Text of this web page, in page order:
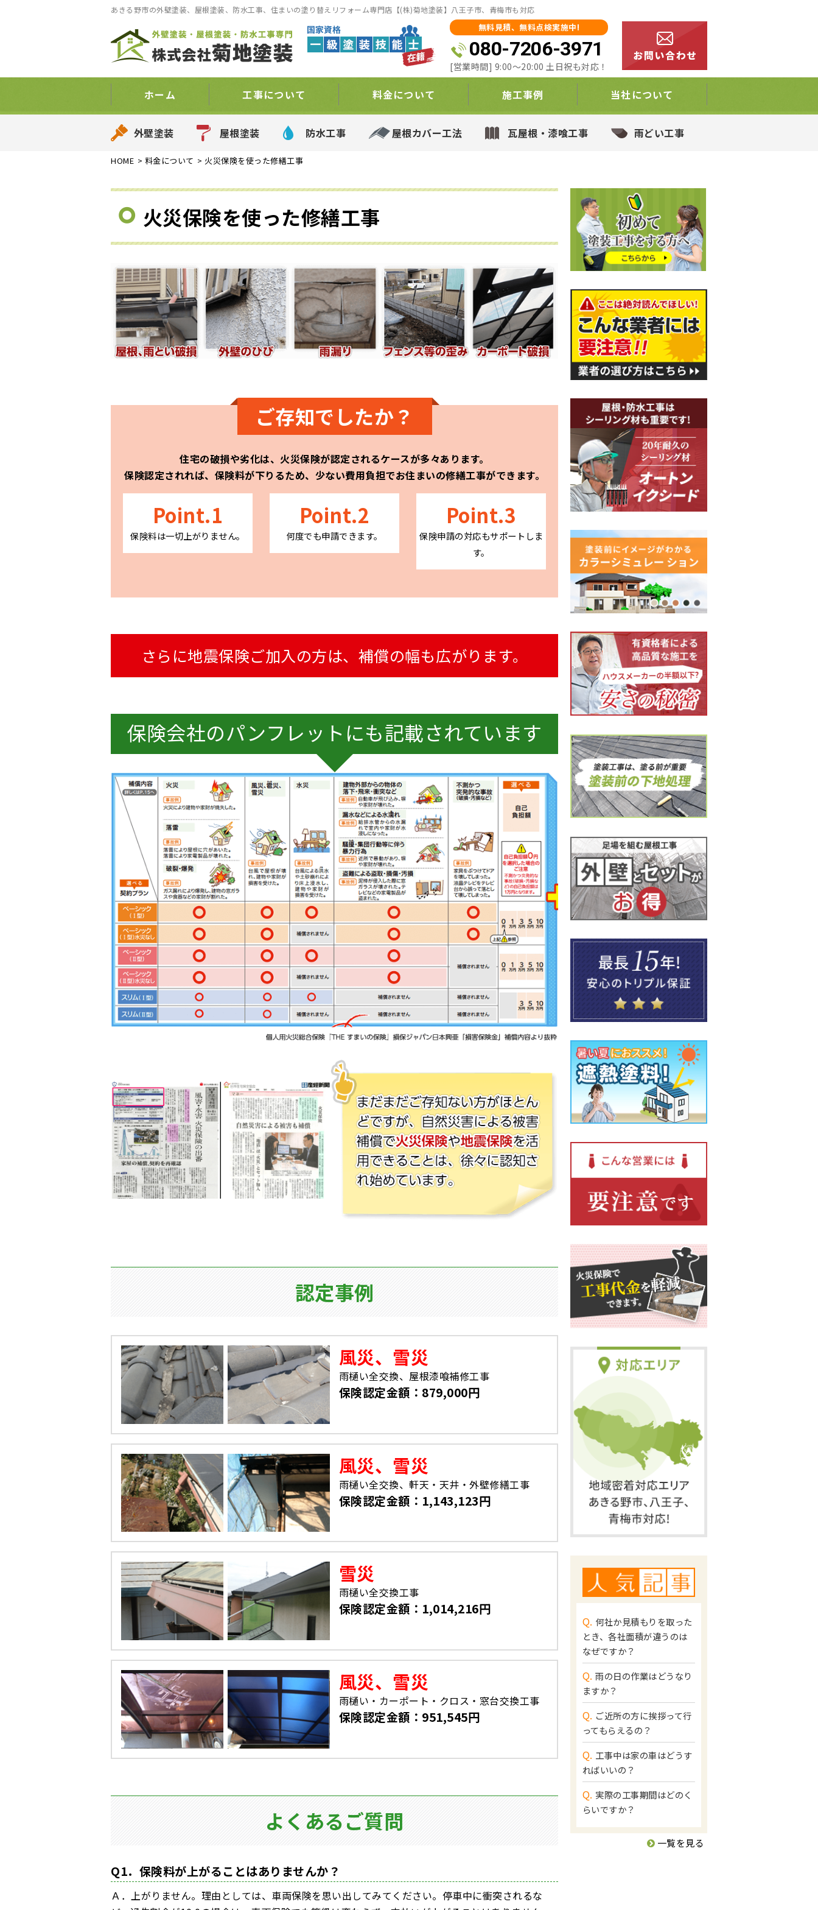
あきる野市の外壁塗装、屋根塗装、防水工事、住まいの塗り替えリフォーム専門店【(株)菊地塗装】八王子市、青梅市も対応
無料見積、無料点検実施中!
080-7206-3971
[営業時間] 9:00～20:00 土日祝も対応！
ホーム 工事について 料金について 施工事例 当社について
外壁塗装 屋根塗装 防水工事 屋根カバー工法 瓦屋根・漆喰工事 雨どい工事
HOME > 料金について > 火災保険を使った修繕工事
火災保険を使った修繕工事
ご存知でしたか？
住宅の破損や劣化は、火災保険が認定されるケースが多々あります。
保険認定されれば、保険料が下りるため、少ない費用負担でお住まいの修繕工事ができます。
Point.1
保険料は一切上がりません。
Point.2
何度でも申請できます。
Point.3
保険申請の対応もサポートしま
す。
さらに地震保険ご加入の方は、 補償の幅も広がります。
保険会社のパンフレットにも記載されています
認定事例
風災、雪災
雨樋い全交換、屋根漆喰補修工事
保険認定金額：879,000円
風災、雪災
雨樋い全交換、軒天・天井・外壁修繕工事
保険認定金額：1,143,123円
雪災
雨樋い全交換工事
保険認定金額：1,014,216円
風災、雪災
雨樋い・カーポート・クロス・窓台交換工事
保険認定金額：951,545円
よくあるご質問
Q1．保険料が上がることはありませんか？
Ａ．上がりません。理由としては、車両保険を思い出してみてください。停車中に衝突されるな
Q. 何社か見積もりを取った
とき、各社面積が違うのは
なぜですか？
Q.雨の日の作業はどうなり
ますか？
Q. ご近所の方に挨拶って行
ってもらえるの？
Q. 工事中は家の車はどうす
ればいいの？
Q. 実際の工事期間はどのく
らいですか？
一覧を見る